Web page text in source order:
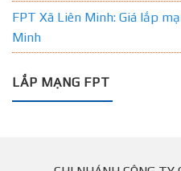
FPT Xã Liên Minh: Giá lắp
Minh
LẮP MẠNG FPT